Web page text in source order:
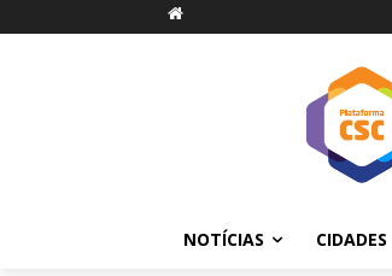
NOTÍCIAS CIDADES